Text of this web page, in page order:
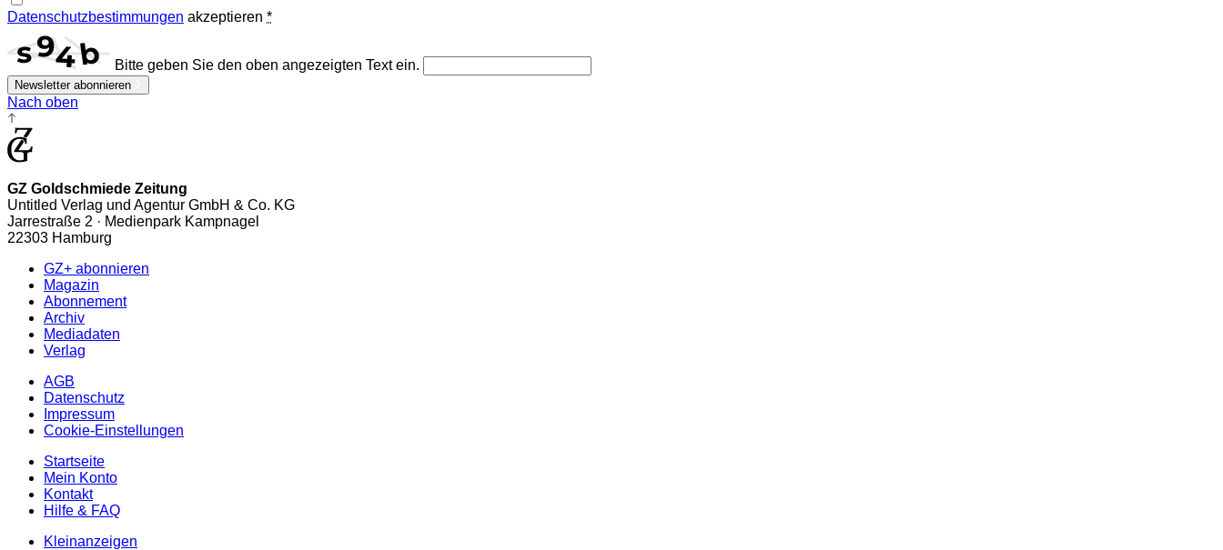
Datenschutzbestimmungen akzeptieren *
Bitte geben Sie den oben angezeigten Text ein.
Newsletter abonnieren
Nach oben
GZ Goldschmiede Zeitung
Untitled Verlag und Agentur GmbH & Co. KG
Jarrestraße 2 · Medienpark Kampnagel
22303 Hamburg
GZ+ abonnieren
Magazin
Abonnement
Archiv
Mediadaten
Verlag
AGB
Datenschutz
Impressum
Cookie-Einstellungen
Startseite
Mein Konto
Kontakt
Hilfe & FAQ
Kleinanzeigen